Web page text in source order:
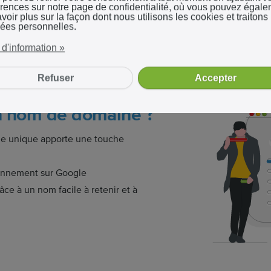
Démarrer
nom de domaine ?
unique apporte une touche
sur Google
à un nom facile à retenir et à
sur notre page de confidentialité, où vous pouvez
plus sur la façon dont nous utilisons les cookies et traitons
personnelles.
»
Refuser Accepter